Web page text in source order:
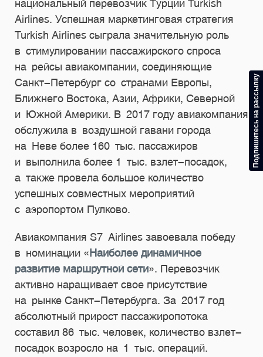
национальный перевозчик Турции Turkish
Airlines. Успешная маркетинговая стратегия
Turkish Airlines сыграла значительную роль
в стимулировании пассажирского спроса
на рейсы авиакомпании, соединяющие
Санкт-Петербург со странами Европы,
Ближнего Востока, Азии, Африки, Северной
и Южной Америки. В 2017 году авиакомпания
обслужила в воздушной гавани города
на Неве более 160 тыс. пассажиров
и выполнила более 1 тыс. взлет-посадок,
а также провела большое количество
успешных совместных мероприятий
с аэропортом Пулково.
Авиакомпания S7 Airlines завоевала победу
в номинации «Наиболее динамичное
развитие маршрутной сети». Перевозчик
активно наращивает свое присутствие
на рынке Санкт-Петербурга. За 2017 год
абсолютный прирост пассажиропотока
составил 86 тыс. человек, количество взлет-
посадок возросло на 1 тыс. операций.
Подпишитесь на рассылку